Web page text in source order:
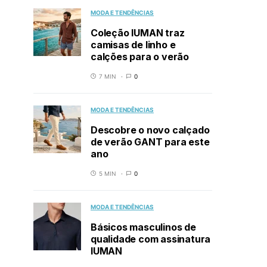
MODA E TENDÊNCIAS
Coleção IUMAN traz
camisas de linho e
calções para o verão
7 MIN 0
MODA E TENDÊNCIAS
Descobre o novo calçado
de verão GANT para este
ano
5 MIN 0
MODA E TENDÊNCIAS
Básicos masculinos de
qualidade com assinatura
IUMAN